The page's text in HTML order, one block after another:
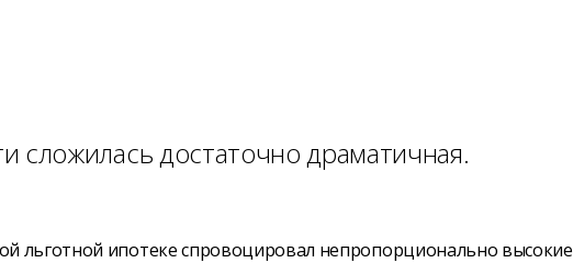
сложилась достаточно драматичная.
льготной ипотеке спровоцировал непропорционально высокие